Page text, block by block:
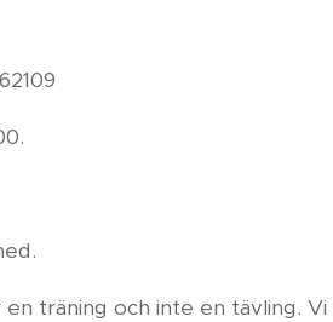
träning och inte en tävling.